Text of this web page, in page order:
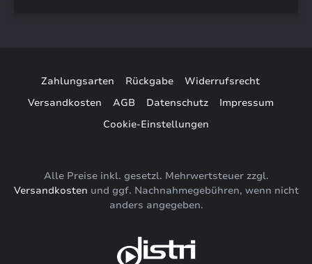
Zahlungsarten Rückgabe
Widerrufsrecht
Versandkosten
AGB Datenschutz
Impressum
Cookie-Einstellungen
Alle Preise inkl. gesetzl. Mehrwertsteuer zzgl.
Versandkosten und ggf. Nachnahmegebühren, wenn nicht
anders angegeben.